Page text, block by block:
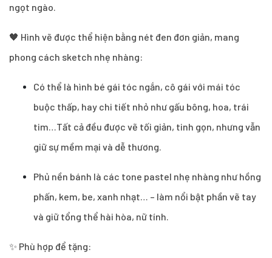
ngọt ngào.
🖤 Hình vẽ được thể hiện bằng nét đen đơn giản, mang
phong cách sketch nhẹ nhàng:
Có thể là hình bé gái tóc ngắn, cô gái với mái tóc
buộc thấp, hay chi tiết nhỏ như gấu bông, hoa, trái
tim…Tất cả đều được vẽ tối giản, tinh gọn, nhưng vẫn
giữ sự mềm mại và dễ thương.
Phủ nền bánh là các tone pastel nhẹ nhàng như hồng
phấn, kem, be, xanh nhạt… – làm nổi bật phần vẽ tay
và giữ tổng thể hài hòa, nữ tính.
✨ Phù hợp để tặng: